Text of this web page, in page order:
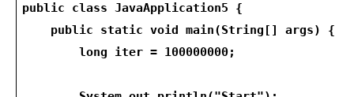
public class JavaApplication5 {
public static void main(String[] args) {
long iter = 100000000;